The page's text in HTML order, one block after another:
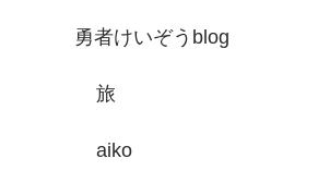
勇者けいぞうblog
旅
aiko